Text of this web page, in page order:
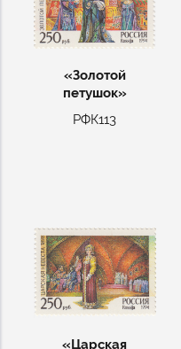
«Золотой
петушок»
РФК113
«Царская